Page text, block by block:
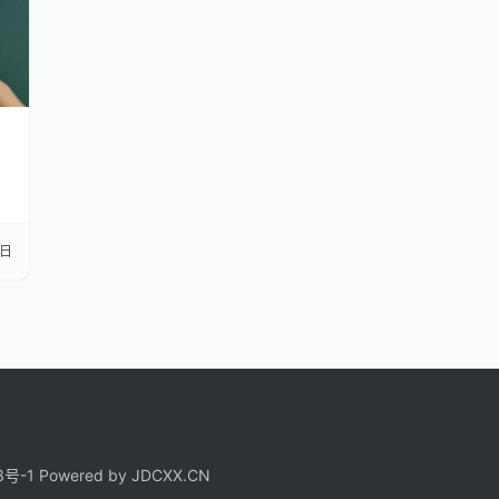
-1 Powered by JDCXX.CN